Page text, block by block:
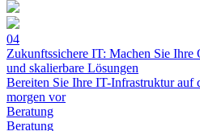
04
Zukunftssichere IT: Machen Sie
und skalierbare Lösungen
Bereiten Sie Ihre IT-Infrastruktur auf
morgen vor
Beratung
Beratung